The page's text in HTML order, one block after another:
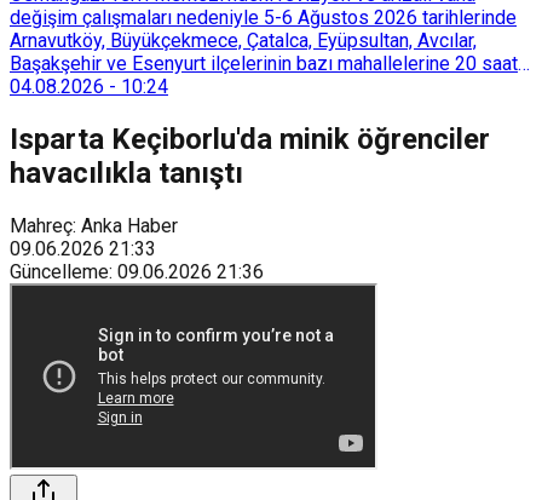
değişim çalışmaları nedeniyle 5-6 Ağustos 2026 tarihlerinde
Arnavutköy, Büyükçekmece, Çatalca, Eyüpsultan, Avcılar,
Başakşehir ve Esenyurt ilçelerinin bazı mahallelerine 20 saat
süreyle su verilemeyecek.
04.08.2026 - 10:24
Isparta Keçiborlu'da minik öğrenciler
havacılıkla tanıştı
Mahreç: Anka Haber
09.06.2026 21:33
Güncelleme: 09.06.2026 21:36